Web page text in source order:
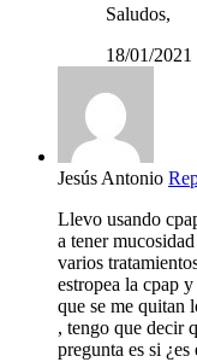
Saludos,
18/01/2021
Jesús Antonio
Llevo usando
a tener
varios
estropea la cpap
que se me quitan
, tengo que decir
pregunta es si